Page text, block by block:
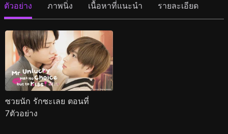
ตัวอย่าง ภาพนิ่ง เนื้อหาที่แนะนำ รายละเอียด
ซวยนัก รักซะเลย ตอนที่
7ตัวอย่าง